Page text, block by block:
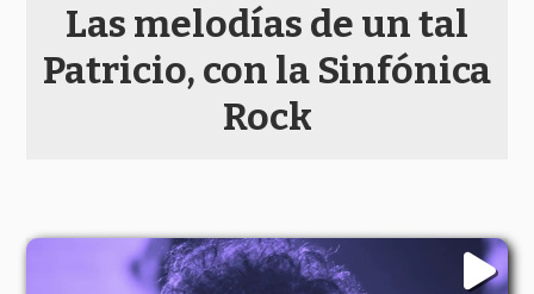
Las melodías de un tal
Patricio, con la Sinfónica
Rock